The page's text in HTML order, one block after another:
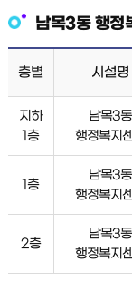
남목3동 행정
층별 시설명
지하
1층
남목3동
행정복지
1층
남목3동
행정복지
2층
남목3동
행정복지